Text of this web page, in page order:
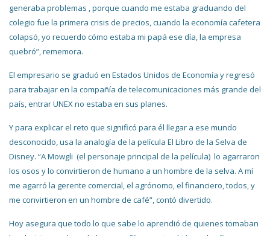
generaba problemas , porque cuando me estaba graduando del
colegio fue la primera crisis de precios, cuando la economía cafetera
colapsó, yo recuerdo cómo estaba mi papá ese día, la empresa
quebró”, rememora.
El empresario se graduó en Estados Unidos de Economía y regresó
para trabajar en la compañía de telecomunicaciones más grande del
país, entrar UNEX no estaba en sus planes.
Y para explicar el reto que significó para él llegar a ese mundo
desconocido, usa la analogía de la película El Libro de la Selva de
Disney. “A Mowgli (el personaje principal de la película) lo agarraron
los osos y lo convirtieron de humano a un hombre de la selva. A mí
me agarró la gerente comercial, el agrónomo, el financiero, todos, y
me convirtieron en un hombre de café”, contó divertido.
Hoy asegura que todo lo que sabe lo aprendió de quienes tomaban